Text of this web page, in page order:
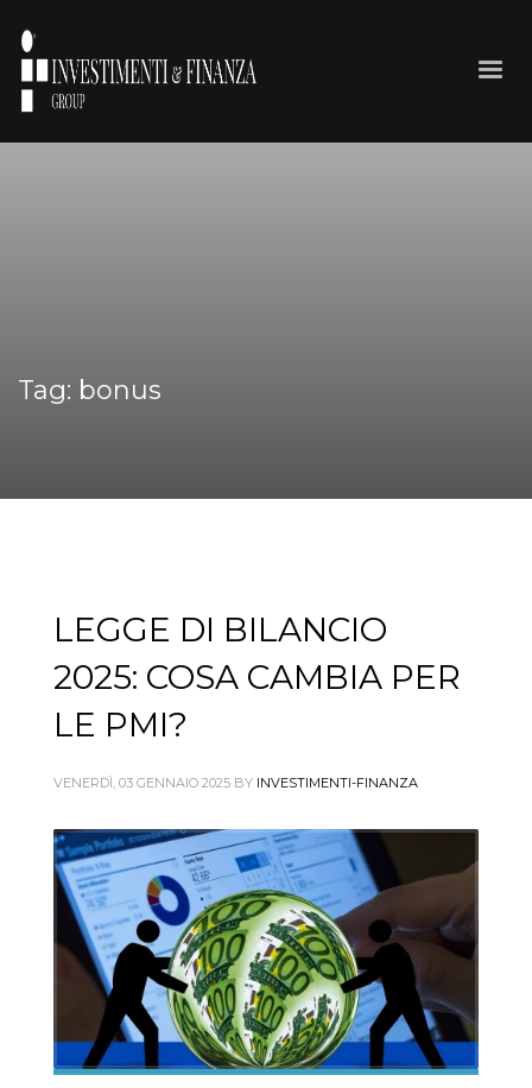
Tag: bonus
LEGGE DI BILANCIO
2025: COSA CAMBIA PER
LE PMI?
VENERDÌ, 03 GENNAIO 2025 BY INVESTIMENTI-FINANZA